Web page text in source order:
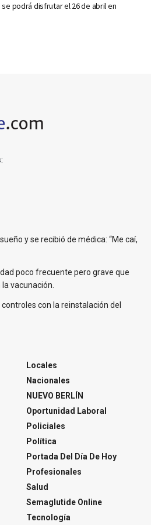
se podrá disfrutar el 26 de abril en
y se recibió de médica: “Me caí,
poco frecuente pero grave que
vacunación.
con la reinstalación del
Locales
Nacionales
NUEVO BERLÍN
Oportunidad Laboral
Policiales
Política
Portada Del Día De Hoy
Profesionales
Salud
Semaglutide Online
Tecnología